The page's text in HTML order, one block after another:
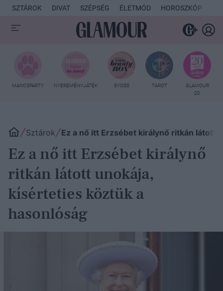
SZTÁROK DIVAT SZÉPSÉG ÉLETMÓD HOROSZKÓP
MANCSPARTY NYEREMÉNYJÁTÉK SYOSS TAROT
GLAMOUR
20
Sztárok Ez a nő itt Erzsébet királynő ritkán látott
Ez a nő itt Erzsébet királynő
ritkán látott unokája,
kísérteties köztük a
hasonlóság